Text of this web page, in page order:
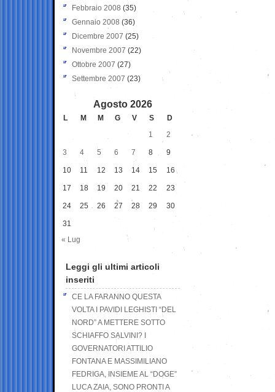
Febbraio 2008 (35)
Gennaio 2008 (36)
Dicembre 2007 (25)
Novembre 2007 (22)
Ottobre 2007 (27)
Settembre 2007 (23)
Agosto 2026
L M M G V S
D
1
2
3 4 5 6 7 8 9
10 11 12 13 14 15 16
17 18 19 20 21 22 23
24 25 26 27 28 29 30
31
« Lug
Leggi gli ultimi articoli
inseriti
CE LA FARANNO QUESTA
VOLTA I PAVIDI LEGHISTI “DEL
NORD” A METTERE SOTTO
SCHIAFFO SALVINI? I
GOVERNATORI ATTILIO
FONTANA E MASSIMILIANO
FEDRIGA, INSIEME AL “DOGE”
LUCA ZAIA, SONO PRONTI A